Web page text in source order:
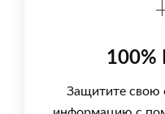
100%
Защитите свою